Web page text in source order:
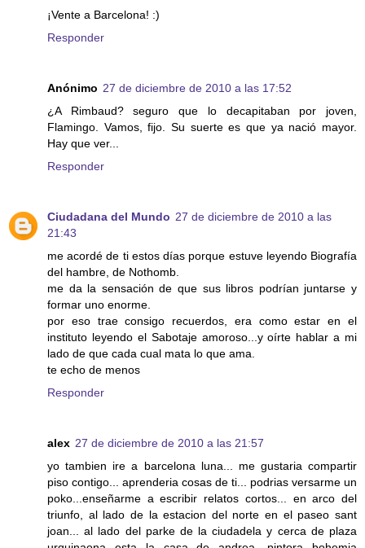
¡Vente a Barcelona! :)
Responder
Anónimo 27 de diciembre de 2010 a las 17:52
¿A Rimbaud? seguro que lo decapitaban por joven,
Flamingo. Vamos, fijo. Su suerte es que ya nació mayor.
Hay que ver...
Responder
Ciudadana del Mundo 27 de diciembre de 2010 a las
21:43
me acordé de ti estos días porque estuve leyendo Biografía
del hambre, de Nothomb.
me da la sensación de que sus libros podrían juntarse y
formar uno enorme.
por eso trae consigo recuerdos, era como estar en el
instituto leyendo el Sabotaje amoroso...y oírte hablar a mi
lado de que cada cual mata lo que ama.
te echo de menos
Responder
alex 27 de diciembre de 2010 a las 21:57
yo tambien ire a barcelona luna... me gustaria compartir
piso contigo... aprenderia cosas de ti... podrias versarme un
poko...enseñarme a escribir relatos cortos... en arco del
triunfo, al lado de la estacion del norte en el paseo sant
joan... al lado del parke de la ciudadela y cerca de plaza